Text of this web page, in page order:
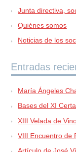
Junta directiva,
Quiénes somos
Noticias de los
Entradas
María Ángeles
Bases del XI
XIII Velada de
VIII Encuentro de